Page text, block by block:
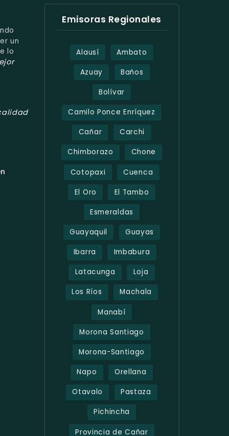
un
lo
Emisoras Regionales
Alausí Ambato
Azuay Baños
Bolívar
Camilo Ponce Enríquez
Cañar Carchi
Chimborazo Chone
Cotopaxi Cuenca
El Oro El Tambo
Esmeraldas
Guayaquil Guayas
Ibarra Imbabura
Latacunga Loja
Los Ríos Machala
Manabí
Morona Santiago
Morona-Santiago
Napo Orellana
Otavalo Pastaza
Pichincha
Provincia de Cañar